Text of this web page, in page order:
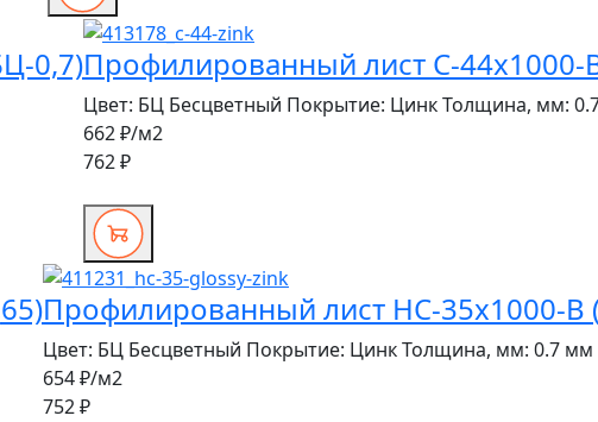
0,7)Профилированный лист С-
Цвет: БЦ Бесцветный Покрытие: ЦинкТолщина, мм:
662 ₽/м2
762 ₽
Профилированный лист НС-35x1000-
Цвет: БЦ Бесцветный Покрытие: ЦинкТолщина, мм: 0.7 мм
654 ₽/м2
752 ₽